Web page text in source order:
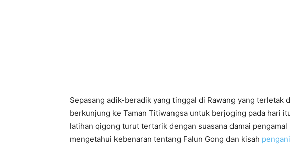
Sepasang adik-beradik yang tinggal di Rawang yang terletak
berkunjung ke Taman Titiwangsa untuk berjoging pada hari
latihan qigong turut tertarik dengan suasana damai
mengetahui kebenaran tentang Falun Gong dan kisah